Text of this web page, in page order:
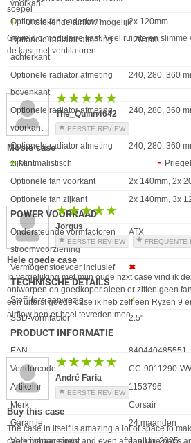
voorkant
Optionele fan onderkant
2x 120mm
Optionele radiator afmeting
achterkant
120 mm
Optionele radiator afmeting
bovenkant
240, 280, 360
Optionele radiator afmeting
voorkant
240, 280, 360
Optionele radiator afmeting
zijkant
240, 280, 360
Optionele fan voorkant
2x 140mm, 2x
Optionele fan zijkant
2x 140mm, 3x
POWER VOORRAAD
Eigenschap Waarde
Ondersteunde vormfactoren
stroomvoorziening
ATX
Vermogenstoevoer inclusief ✖︎
TECHNISCHE DETAILS
Eigenschap Waarde
Stoffilters aanwezig
✓︎
SSD-vormfactor
2.5"
PRODUCT INFORMATIE
EAN
840440485551
Vendorcode
CC-9011290-
Artikelnr
1153796
Merk
Corsair
Garantie
24 maanden
Verkrijgbaar sinds
Januari 2025
soepel
+ Uitstekende airflow mogelijk
Geweldig modulaire kast. Veel ruimte en
de kast met ventilatoren.
★★★★★
★★★★★
The_Quinn4642
EERSTE REVIEW
Mooie case
Minimalistisch
★★★★★
★★★★★
Jorgus
EERSTE REVIEW FREQUENTE
Hele goede case
In vergelijking met mijn oude nzxt case vind ik
ontworpen en goedkoper aleen er zitten geen
een uiterst goede case ik heb zelf een Ryzen 9
airflow ben er heel tevreden mee
★★★★★
★★★★★
André Faria
EERSTE REVIEW
Buy this case
The case in itself is amazing a lot of space to
cable management and even after all the parts